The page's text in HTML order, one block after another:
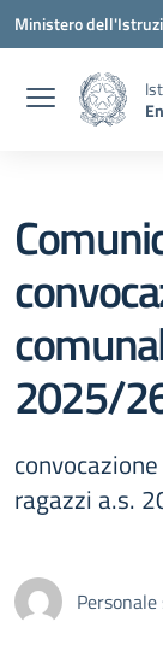
Vai ai contenuti
Vai al menu di
Vai al footer
Ministero
2025/
ragazzi a.s.